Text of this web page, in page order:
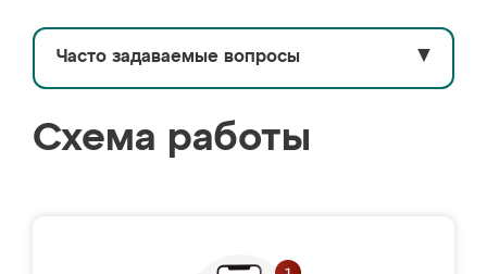
Часто задаваемые вопросы ▼
Схема работы